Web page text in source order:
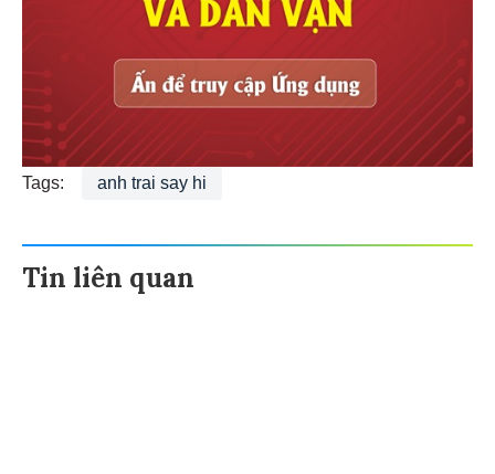
Tags: anh trai say hi
Tin liên quan